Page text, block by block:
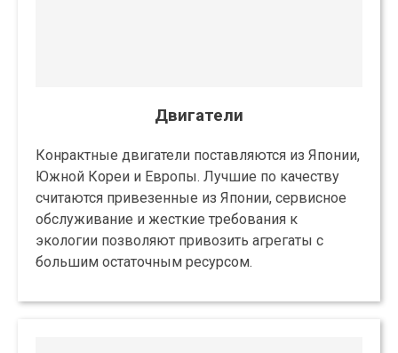
Двигатели
Конрактные двигатели поставляются из Японии,
Южной Кореи и Европы. Лучшие по качеству
считаются привезенные из Японии, сервисное
обслуживание и жесткие требования к
экологии позволяют привозить агрегаты с
большим остаточным ресурсом.